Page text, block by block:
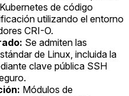
de código
utilizando el entorno
CRI-O.
Se admiten las
de Linux, incluida la
clave pública SSH
Módulos de